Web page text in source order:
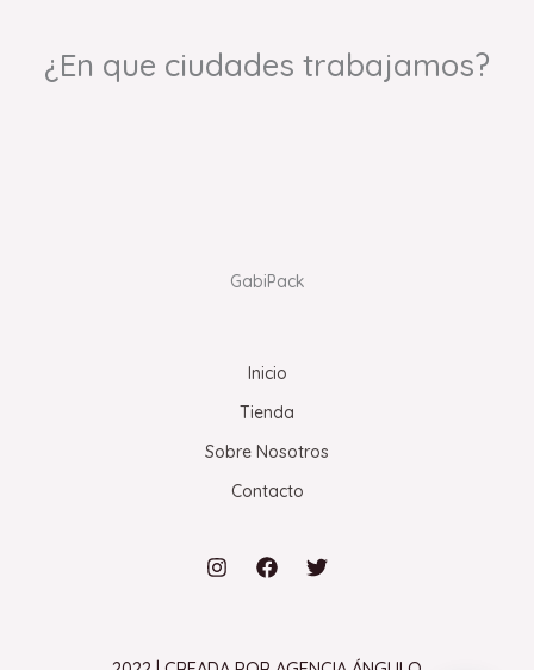
¿En que ciudades trabajamos?
GabiPack
Inicio
Tienda
Sobre Nosotros
Contacto